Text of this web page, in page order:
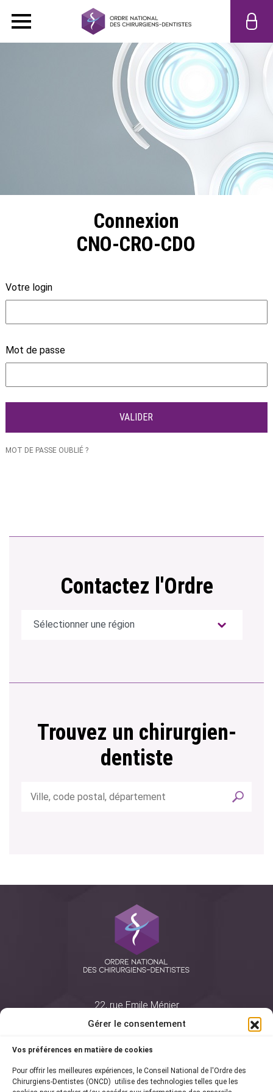
Gérer le consentement
Vos préférences en matière de cookies
Pour offrir les meilleures expériences, le Conseil National de l'Ordre des
Chirurgiens-Dentistes (ONCD) utilise des technologies telles que les
Connexion
CNO-CRO-CDO
Votre login
Mot de passe
MOT DE PASSE OUBLIÉ ?
Contactez l'Ordre
Trouvez un chirurgien-
dentiste
22, rue Emile Ménier
75761 Paris Cedex 16
01 44 34 78 80
courrier@oncd.org